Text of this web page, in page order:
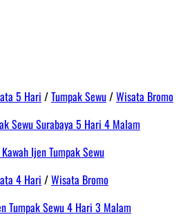
5 Hari /Tumpak Sewu/Wisata Bromo
Sewu Surabaya 5 Hari 4 Malam
4 Hari /Wisata Bromo
Tumpak Sewu 4 Hari 3 Malam